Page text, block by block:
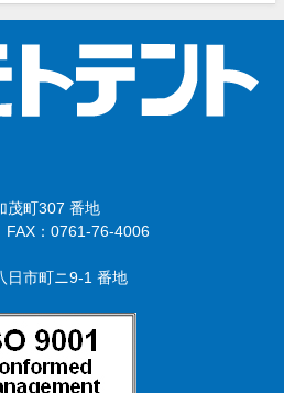
町307 番地
：0761-76-4006
市町ニ9-1 番地